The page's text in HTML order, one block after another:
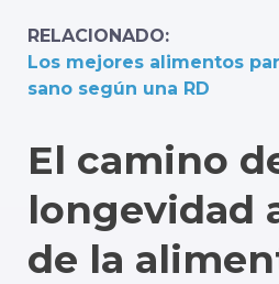
RELACIONADO:
Los mejores alimentos
sano según una RD
El camino
longevidad
de la